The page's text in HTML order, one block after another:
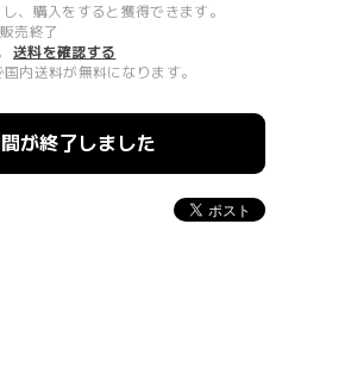
し、購入をすると獲得できます。
売終了
送料を確認する
内送料が無料になります。
が終了しました